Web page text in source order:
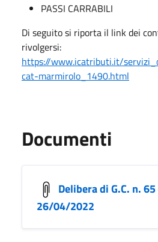
PASSI CARRABILI
Di seguito si riporta il link dei
rivolgersi:
https://www.icatributi.it/
cat-marmirolo_1490.html
Documenti
Delibera di G.C. n.
26/04/2022